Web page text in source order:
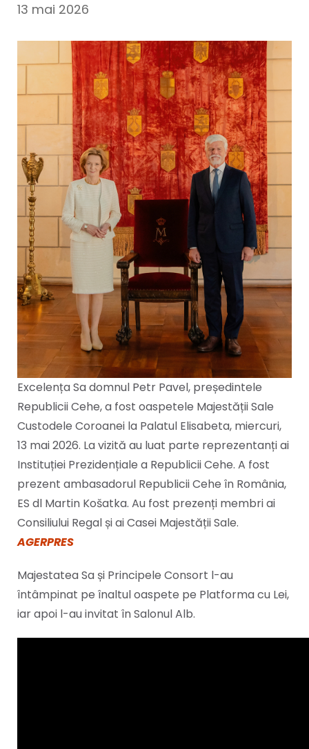
13 mai 2026
Excelența Sa domnul Petr Pavel, președintele
Republicii Cehe, a fost oaspetele Majestății Sale
Custodele Coroanei la Palatul Elisabeta, miercuri,
13 mai 2026. La vizită au luat parte reprezentanți ai
Instituției Prezidențiale a Republicii Cehe. A fost
prezent ambasadorul Republicii Cehe în România,
ES dl Martin Košatka. Au fost prezenți membri ai
Consiliului Regal și ai Casei Majestății Sale.
AGERPRES
Majestatea Sa și Principele Consort l-au
întâmpinat pe înaltul oaspete pe Platforma cu Lei,
iar apoi l-au invitat în Salonul Alb.